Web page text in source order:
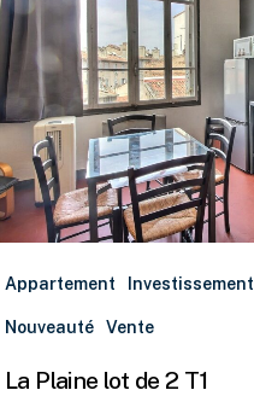
Appartement Investissement
Nouveauté Vente
La Plaine lot de 2 T1